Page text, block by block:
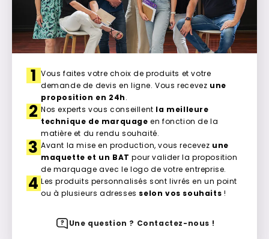
1 Vous faites votre choix de produits et votre
demande de devis en ligne. Vous recevez une
proposition en 24h.
2 Nos experts vous conseillent la meilleure
technique de marquage en fonction de la
matière et du rendu souhaité.
3 Avant la mise en production, vous recevez une
maquette et un BAT pour valider la proposition
de marquage avec le logo de votre entreprise.
4 Les produits personnalisés sont livrés en un point
ou à plusieurs adresses selon vos souhaits !
Une question ? Contactez-nous !